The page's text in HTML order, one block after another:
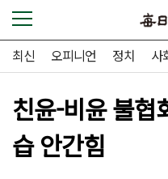
최신 오피니언 정치 사
친윤-비윤 불협
습 안간힘